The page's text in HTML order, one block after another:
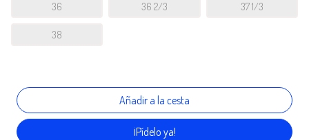
36 36 2/3 37 1/3
38
¡Pídelo ya!